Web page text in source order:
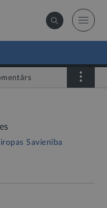
Savienība